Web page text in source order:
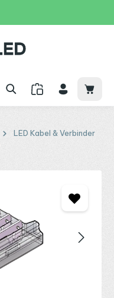
LED Kabel & Verbinder